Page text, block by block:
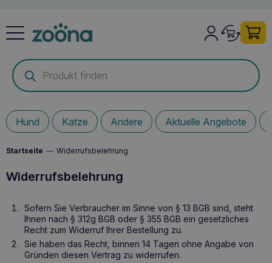
Products
search
Hund Katze Andere Aktuelle Angebote
Startseite — Widerrufsbelehrung
Widerrufsbelehrung
Sofern Sie Verbraucher im Sinne von § 13 BGB sind, steht
Ihnen nach § 312g BGB oder § 355 BGB ein gesetzliches
Recht zum Widerruf Ihrer Bestellung zu.
Sie haben das Recht, binnen 14 Tagen ohne Angabe von
Gründen diesen Vertrag zu widerrufen.